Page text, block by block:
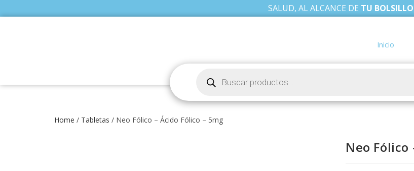
SALUD, AL ALCANCE DE TU BOLSILLO
Inicio
Home / Tabletas / Neo Fólico – Ácido Fólico – 5mg
Neo Fólico